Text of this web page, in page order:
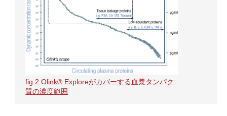
fig.2 Olink® Exploreがカバーする血漿タンパク
質の濃度範囲